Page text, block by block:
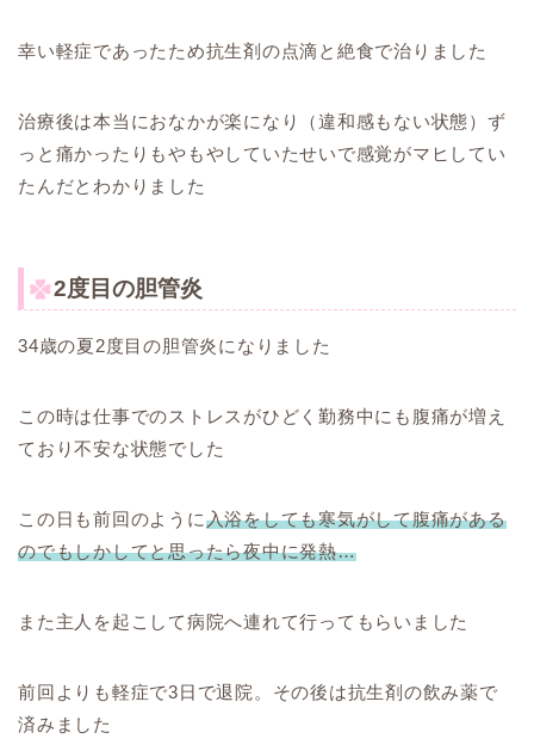
幸い軽症であったため抗生剤の点滴と絶食で治りました
治療後は本当におなかが楽になり（違和感もない状態）ず
っと痛かったりもやもやしていたせいで感覚がマヒしてい
たんだとわかりました
2度目の胆管炎
34歳の夏2度目の胆管炎になりました
この時は仕事でのストレスがひどく勤務中にも腹痛が増え
ており不安な状態でした
この日も前回のように入浴をしても寒気がして腹痛がある
のでもしかしてと思ったら夜中に発熱…
また主人を起こして病院へ連れて行ってもらいました
前回よりも軽症で3日で退院。その後は抗生剤の飲み薬で
済みました